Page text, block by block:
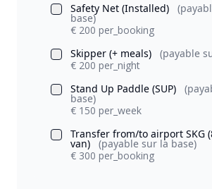
Safety Net (Installed)
base)
€ 200 per_booking
Skipper (+ meals)
(payable
€ 200 per_night
Stand Up Paddle (SUP)
base)
€ 150 per_week
Transfer from/to airport SKG
van)
(payable sur la base)
€ 300 per_booking